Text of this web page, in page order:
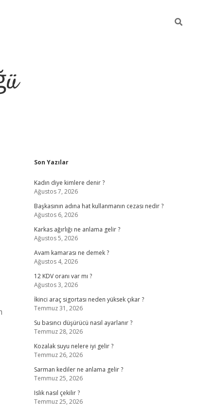
Sidebar
Son Yazılar
Kadın diye kimlere denir ?
Ağustos 7, 2026
Başkasının adına hat kullanmanın cezası nedir ?
Ağustos 6, 2026
Karkas ağırlığı ne anlama gelir ?
Ağustos 5, 2026
Avam kamarası ne demek ?
Ağustos 4, 2026
12 KDV oranı var mı ?
Ağustos 3, 2026
İkinci araç sigortası neden yüksek çıkar ?
Temmuz 31, 2026
Su basıncı düşürücü nasıl ayarlanır ?
Temmuz 28, 2026
Kozalak suyu nelere iyi gelir ?
Temmuz 26, 2026
Sarman kediler ne anlama gelir ?
Temmuz 25, 2026
Islık nasıl çekilir ?
Temmuz 25, 2026